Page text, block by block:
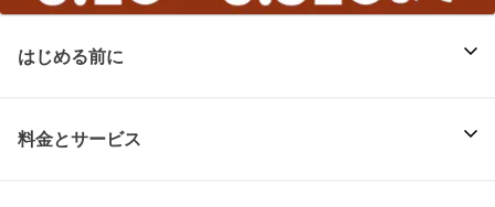
はじめる前に
料金とサービス